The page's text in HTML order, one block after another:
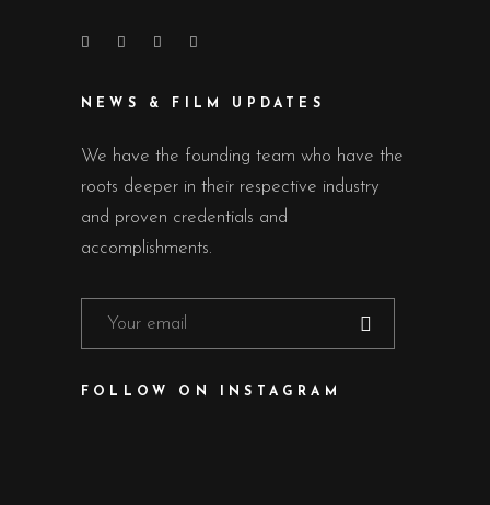
NEWS & FILM UPDATES
We have the founding team who have the
roots deeper in their respective industry
and proven credentials and
accomplishments.
FOLLOW ON INSTAGRAM